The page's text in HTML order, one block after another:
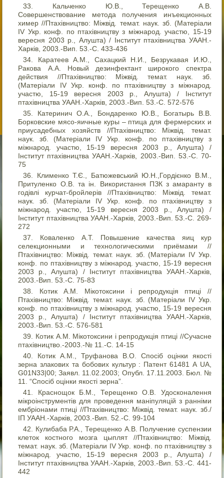
Кальченко Ю.В., Терещенко А.В.
Совершенствование метода получения инъекционных
химер //Птахівництво: Міжвід. темат. наук. зб. (Матеріали
IV Укр. конф. по птахівництву з міжнарод. участю, 15-19
вересня 2003 р., Алушта) / Інститут птахівництва УААН.-
Харків, 2003.-Вип. 53.-С. 433-436
Каратеев А.М., Сахацкий Н.И., Безрукавая И.Ю.,
Ракова А.А. Новый дезинфектант широкого спектра
действия //Птахівництво: Міжвід. темат. наук. зб.
(Матеріали IV Укр. конф. по птахівництву з міжнарод.
участю, 15-19 вересня 2003 р., Алушта) / Інститут
птахівництва УААН.-Харків, 2003.-Вип. 53.-С. 572-576
Катеринич О.А., Бондаренко Ю.В., Богатырь В.В.
Борковские мясо-яичные куры – птица для фермерских и
приусадебных хозяйств //Птахівництво: Міжвід. темат.
наук. зб. (Матеріали IV Укр. конф. по птахівництву з
міжнарод. участю, 15-19 вересня 2003 р., Алушта) /
Інститут птахівництва УААН.-Харків, 2003.-Вип. 53.-С. 70-
75
Клименко Т.Є., Батюжевський Ю.Н.,Гордієнко В.М.,
Притуленко О.В. та ін. Використання ПЗК з амаранту в
годівлі курчат-бройлерів //Птахівництво: Міжвід. темат.
наук. зб. (Матеріали IV Укр. конф. по птахівництву з
міжнарод. участю, 15-19 вересня 2003 р., Алушта) /
Інститут птахівництва УААН.-Харків, 2003.-Вип. 53.-С. 269-
272
Коваленко А.Т. Повышение качества яиц кур
селекционными и технологическими приёмами //
Птахівництво: Міжвід. темат. наук. зб. (Матеріали IV Укр.
конф. по птахівництву з міжнарод. участю, 15-19 вересня
2003 р., Алушта) / Інститут птахівництва УААН.-Харків,
2003.-Вип. 53.-С. 75-83
Котик А.М. Мікотоксини і репродукція птиці //
Птахівництво: Міжвід. темат. наук. зб. (Матеріали IV Укр.
конф. по птахівництву з міжнарод. участю, 15-19 вересня
2003 р., Алушта) / Інститут птахівництва УААН.-Харків,
2003.-Вип. 53.-С. 576-581
Котик А.М. Мікотоксини і репродукція птиці //Сучасне
птахівництво.-2003.-№ 11.-С. 14-15
Котик А.М., Труфанова В.О. Спосіб оцінки якості
зерна злакових та бобових культур : Патент 61481 А UA,
G01N33|00; Заявл. 11.02.2003; Опубл. 17.11.2003. Бюл. №
11. “Спосіб оцінки якості зерна”.
Краснощок Б.М., Терещенко О.В. Удосконалення
мікроінструментів для проведення маніпуляцій з ранніми
ембріонами птиці //Птахівництво: Міжвід. темат. наук. зб./
ІП УААН.-Харків, 2003.-Вип. 52.-С. 99-104
Кулибаба Р.А., Терещенко А.В. Получение суспензии
клеток костного мозга цыплят //Птахівництво: Міжвід.
темат. наук. зб. (Матеріали IV Укр. конф. по птахівництву з
міжнарод. участю, 15-19 вересня 2003 р., Алушта) /
Інститут птахівництва УААН.-Харків, 2003.-Вип. 53.-С. 441-
442